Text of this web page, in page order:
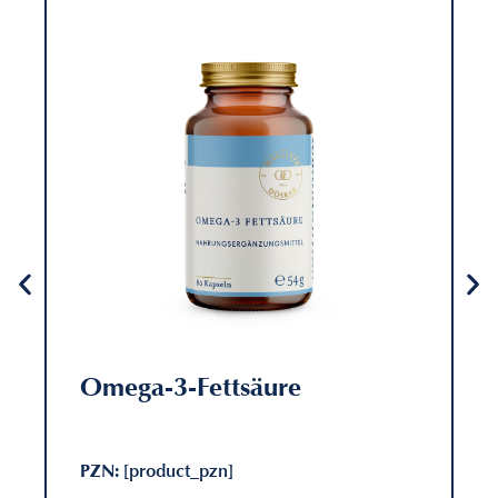
Omega-3-Fettsäure
PZN: [product_pzn]